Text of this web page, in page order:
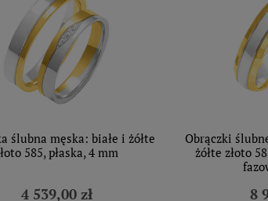
ślubna męska: białe i żółte
585, płaska, 4 mm
4 539,00 zł
Obrączki
żółte złoto
8